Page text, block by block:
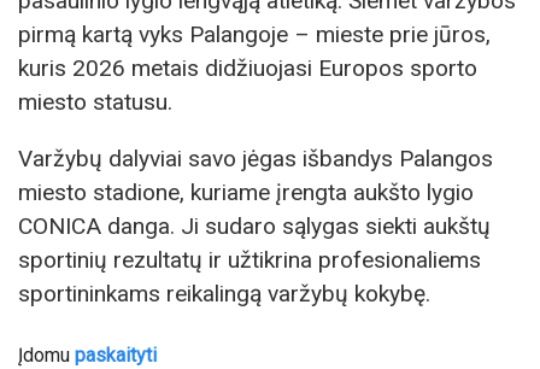
pirmą kartą vyks Palangoje – mieste prie jūros,
kuris 2026 metais didžiuojasi Europos sporto
miesto statusu.
Varžybų dalyviai savo jėgas išbandys Palangos
miesto stadione, kuriame įrengta aukšto lygio
CONICA danga. Ji sudaro sąlygas siekti aukštų
sportinių rezultatų ir užtikrina profesionaliems
sportininkams reikalingą varžybų kokybę.
Įdomu paskaityti